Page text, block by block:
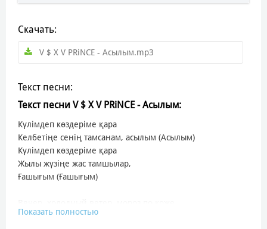
Скачать:
V $ X V PRiNCE - Асылым.mp3
Текст песни:
Текст песни V $ X V PRiNCE - Асылым:
Күлімдеп көздеріме қара
Келбетіңе сенің тамсанам, асылым (Асылым)
Күлімдеп көздеріме қара
Жылы жүзіңе жас тамшылар,
Ғашығым (Ғашығым)
Встреча, минуты раньше, минуты позже
Показать полностью